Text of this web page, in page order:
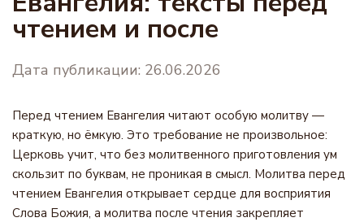
чтением и после
Дата публикации: 26.06.2026
Перед чтением Евангелия читают особую молитву —
краткую, но ёмкую. Это требование не произвольное:
Церковь учит, что без молитвенного приготовления ум
скользит по буквам, не проникая в смысл. Молитва перед
чтением Евангелия открывает сердце для восприятия
Слова Божия, а молитва после чтения закрепляет